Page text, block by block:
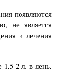
появляются
не является
и лечения
1,5-2 л. в день,